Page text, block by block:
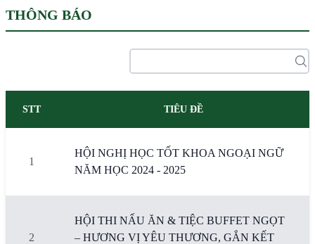
THÔNG BÁO
STT TIÊU ĐỀ
1
HỘI NGHỊ HỌC TỐT KHOA NGOẠI NGỮ
NĂM HỌC 2024 - 2025
2
HỘI THI NẤU ĂN & TIỆC BUFFET NGỌT
– HƯƠNG VỊ YÊU THƯƠNG, GẮN KẾT